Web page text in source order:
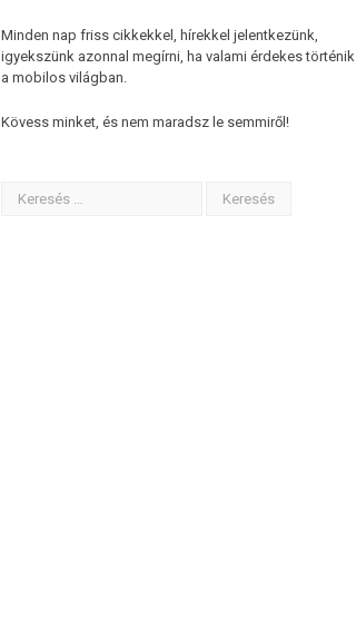
Minden nap friss cikkekkel, hírekkel jelentkezünk,
igyekszünk azonnal megírni, ha valami érdekes történik
a mobilos világban.
Kövess minket, és nem maradsz le semmiről!